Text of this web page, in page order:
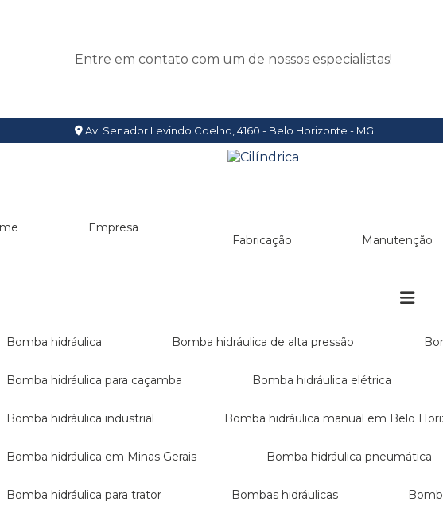
Entre em contato com um de nossos especialistas!
Av. Senador Levindo Coelho, 4160 - Belo Horizonte - MG
Empresa
Fabricação Manutenção
Bomba hidráulica Bomba hidráulica de alta pressão
Bomba hidráulica para caçamba Bomba hidráulica elétrica
Bomba hidráulica industrial Bomba hidráulica manual em Belo
Bomba hidráulica em Minas Gerais Bomba hidráulica pneumática
Bomba hidráulica para trator Bombas hidráulicas